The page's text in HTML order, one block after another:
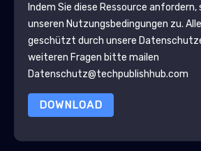
Indem Sie diese Ressource
unseren Nutzungsbedingungen zu.
geschützt durch unsere
weiteren Fragen bitte mailen
Datenschutz@techpublishhub.com
DOWNLOAD